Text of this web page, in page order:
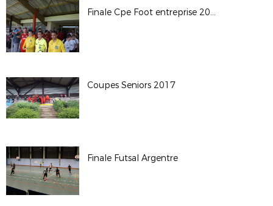
Finale Cpe Foot entreprise 2017
Coupes Seniors 2017
Finale Futsal Argentre